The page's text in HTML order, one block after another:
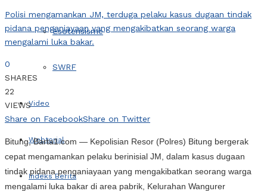
Esoterisisme
SWRF
Video
Webtorial
Indeks Berita
Polisi mengamankan JM, terduga pelaku kasus dugaan tindak
pidana penganiayaan yang mengakibatkan seorang warga
mengalami luka bakar.
0
SHARES
22
VIEWS
Share on FacebookShare on Twitter
Bitung, Barta1.com — Kepolisian Resor (Polres) Bitung bergerak
cepat mengamankan pelaku berinisial JM, dalam kasus dugaan
tindak pidana penganiayaan yang mengakibatkan seorang warga
mengalami luka bakar di area pabrik, Kelurahan Wangurer